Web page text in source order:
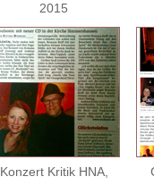
2015
Konzert Kritik HNA,